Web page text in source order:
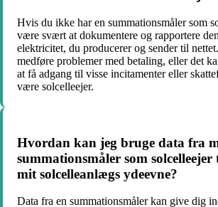
Hvis du ikke har en summationsmåler som
være svært at dokumentere og rapportere
elektricitet, du producerer og sender til
medføre problemer med betaling, eller det
at få adgang til visse incitamenter eller
være solcelleejer.
Hvordan kan jeg bruge data fra
summationsmåler som
mit solcelleanlægs ydeevne?
Data fra en summationsmåler kan give dig